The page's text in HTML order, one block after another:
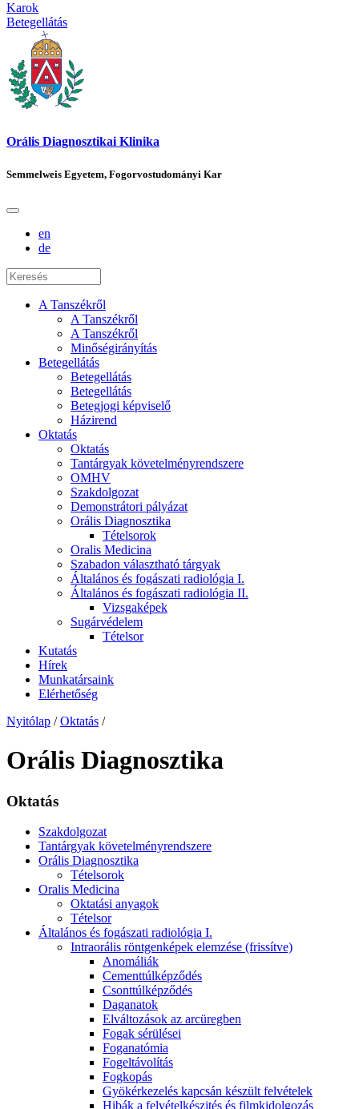
Karok
Betegellátás
Orális Diagnosztikai Klinika
Semmelweis Egyetem, Fogorvostudományi Kar
en
de
A Tanszékről
A Tanszékről
A Tanszékről
Minőségirányítás
Betegellátás
Betegellátás
Betegellátás
Betegjogi képviselő
Házirend
Oktatás
Oktatás
Tantárgyak követelményrendszere
OMHV
Szakdolgozat
Demonstrátori pályázat
Orális Diagnosztika
Tételsorok
Oralis Medicina
Szabadon választható tárgyak
Általános és fogászati radiológia I.
Általános és fogászati radiológia II.
Vizsgaképek
Sugárvédelem
Tételsor
Kutatás
Hírek
Munkatársaink
Elérhetőség
Nyitólap / Oktatás /
Orális Diagnosztika
Oktatás
Szakdolgozat
Tantárgyak követelményrendszere
Orális Diagnosztika
Tételsorok
Oralis Medicina
Oktatási anyagok
Tételsor
Általános és fogászati radiológia I.
Intraorális röntgenképek elemzése (frissítve)
Anomáliák
Cementtúlképződés
Csonttúlképződés
Daganatok
Elváltozások az arcüregben
Fogak sérülései
Foganatómia
Fogeltávolítás
Fogkopás
Gyökérkezelés kapcsán készült felvételek
Hibák a felvételkészités és filmkidolgozás